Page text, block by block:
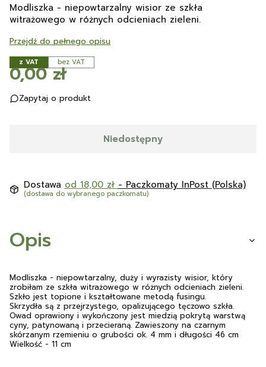
Modliszka - niepowtarzalny wisior ze szkła
witrażowego w różnych odcieniach zieleni.
Przejdź do pełnego opisu
z VAT bez VAT
Cena
0,00 zł
Zapytaj o produkt
Niedostępny
Dostawa od 18,00 zł - Paczkomaty InPost (Polska)
(dostawa do wybranego paczkomatu)
Opis
Modliszka - niepowtarzalny, duży i wyrazisty wisior, który
zrobiłam ze szkła witrażowego w różnych odcieniach zieleni.
Szkło jest topione i kształtowane metodą fusingu.
Skrzydła są z przejrzystego, opalizującego tęczowo szkła.
Owad oprawiony i wykończony jest miedzią pokrytą warstwą
cyny, patynowaną i przecieraną. Zawieszony na czarnym
skórzanym rzemieniu o grubości ok. 4 mm i długości 46 cm
Wielkość - 11 cm